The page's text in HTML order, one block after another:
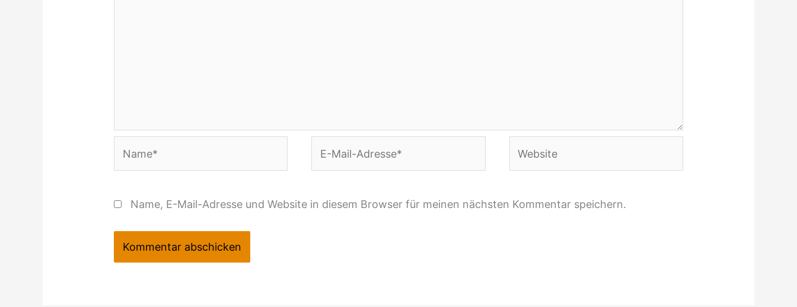
Mail-
Name, E-Mail-Adresse und Website in diesem Browser für meinen nächsten Kommentar speichern.